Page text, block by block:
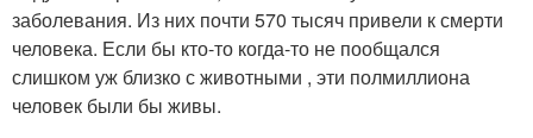
заболевания. Из них почти 570 тысяч привели к смерти
человека. Если бы кто-то когда-то не пообщался
слишком уж близко с животными , эти полмиллиона
человек были бы живы.